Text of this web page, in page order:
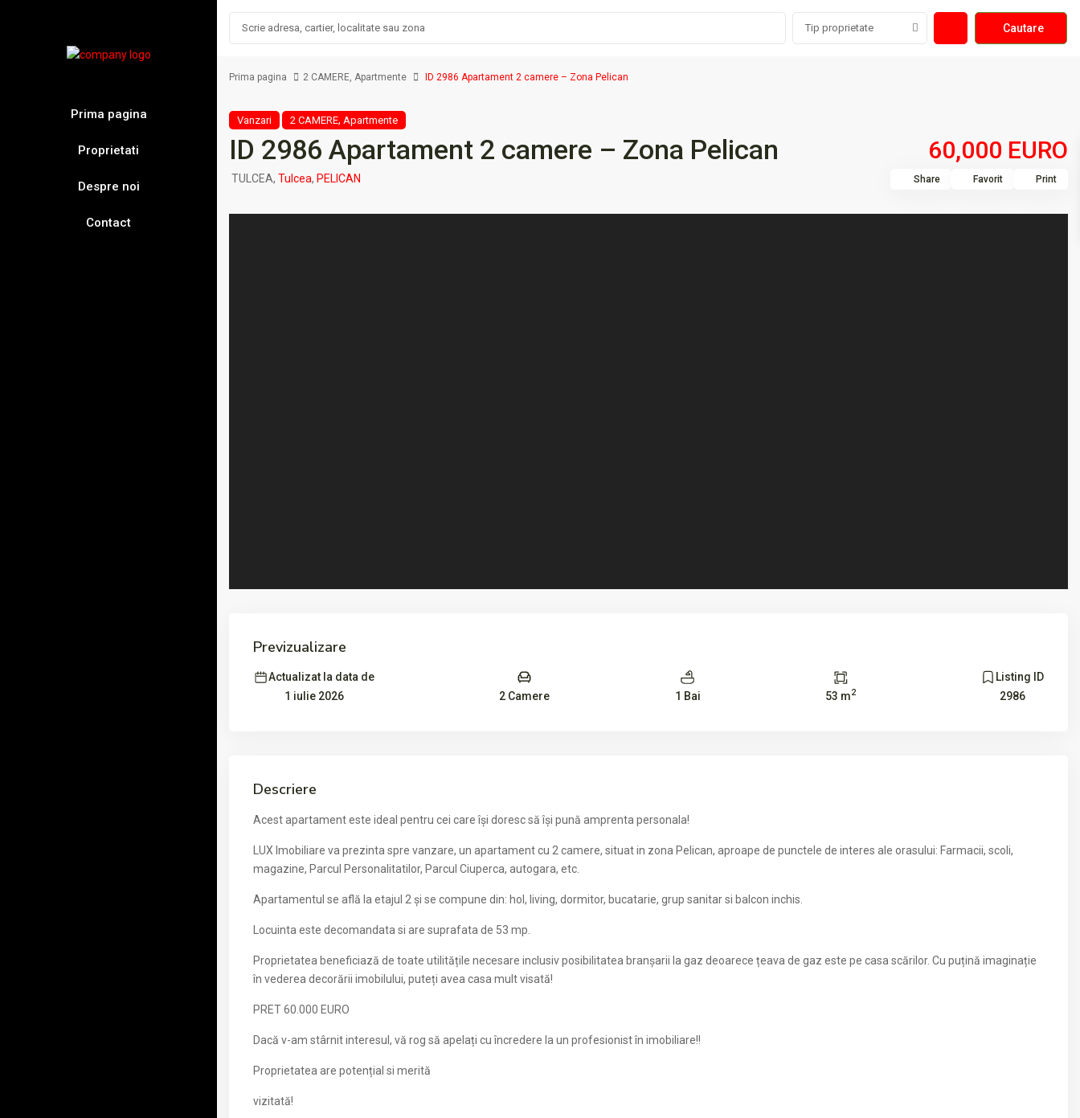
Prima pagina
Proprietati
Despre noi
Contact
Tip proprietate
Prima pagina 2 CAMERE, Apartmente ID 2986 Apartament 2 camere – Zona Pelican
Vanzari 2 CAMERE, Apartmente
ID 2986 Apartament 2 camere – Zona Pelican 60,000 EURO
TULCEA, Tulcea, PELICAN Share Favorit Print
Previzualizare
Actualizat la data de
1 iulie 2026
2 Camere 1 Bai 53 m2
Listing ID
2986
Descriere
Acest apartament este ideal pentru cei care își doresc să își pună amprenta personala!
LUX Imobiliare va prezinta spre vanzare, un apartament cu 2 camere, situat in zona Pelican, aproape de punctele de interes ale orasului: Farmacii, scoli,
magazine, Parcul Personalitatilor, Parcul Ciuperca, autogara, etc.
Apartamentul se află la etajul 2 și se compune din: hol, living, dormitor, bucatarie, grup sanitar si balcon inchis.
Locuinta este decomandata si are suprafata de 53 mp.
Proprietatea beneficiază de toate utilitățile necesare inclusiv posibilitatea branșarii la gaz deoarece țeava de gaz este pe casa scărilor. Cu puțină imaginație
în vederea decorării imobilului, puteți avea casa mult visată!
PRET 60.000 EURO
Dacă v-am stârnit interesul, vă rog să apelați cu încredere la un profesionist în imobiliare!!
Proprietatea are potențial si merită
vizitată!